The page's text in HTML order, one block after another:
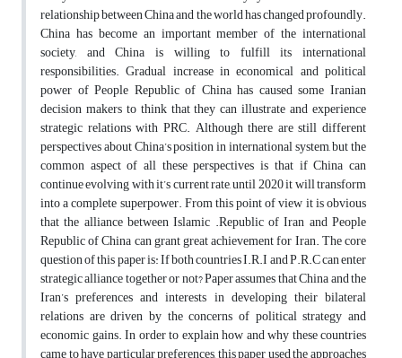
relationship between China and the world has changed profoundly.
China has become an important member of the international
society, and China is willing to fulfill its international
responsibilities. Gradual increase in economical and political
power of People Republic of China has caused some Iranian
decision makers to think that they can illustrate and experience
strategic relations with PRC. Although there are still different
perspectives about China’s position in international system, but the
common aspect of all these perspectives is that if China can
continue evolving with it’s current rate, until 2020 it will transform
into a complete superpower. From this point of view it is obvious
that the alliance between Islamic .Republic of Iran and People
Republic of China can grant great achievement for Iran. The core
question of this paper is: If both countries I.R.I and P.R.C can enter
strategic alliance together or not? Paper assumes that China and the
Iran’s preferences and interests in developing their bilateral
relations are driven by the concerns of political strategy and
economic gains. In order to explain how and why these countries